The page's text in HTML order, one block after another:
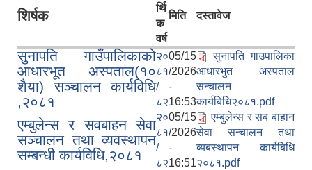
शिर्षक
र्थि
क
वर्ष
मिति दस्तावेज
सुनापति गाउँपालिकाको
आधारभूत अस्पताल(१०
शैया) सञ्‍चालन कार्यविधि
,२०८१
२०
८१
/
८२
05/15
/2026
-
16:53
सुनापति गाउपालिका
आधारभुत अस्पताल
सन्चालन
कार्यबिधि२०८१.pdf
एम्बुलेन्स र सवबाहन सेवा
सञ्‍चालन तथा व्यवस्थापन
सम्बन्धी कार्यविधि,२०८१
२०
८१
/
८२
05/15
/2026
-
16:51
एम्बुलेन्स र सब बाहान
सेवा सन्चालन तथा
ब्यबस्थापन कार्यबिधि
२०८१.pdf